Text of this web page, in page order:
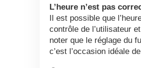
L’heure n’est pas
Il est possible que
contrôle de l’utilisateur
noter que le réglage du
c’est l’occasion idéale